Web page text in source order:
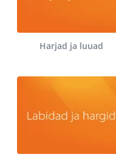
Harjad ja luuad